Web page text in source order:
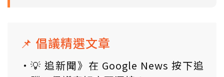
📌 倡議精選文章
💡 追新聞》在 Google News 按下追